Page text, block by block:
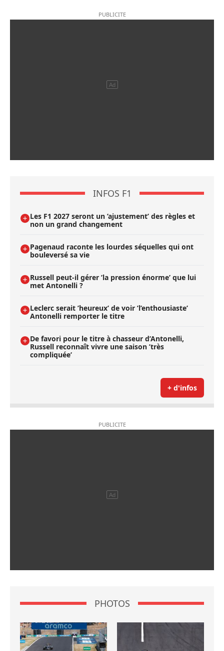
INFOS F1
Les F1 2027 seront un ’ajustement’ des règles et
non un grand changement
Pagenaud raconte les lourdes séquelles qui ont
bouleversé sa vie
Russell peut-il gérer ’la pression énorme’ que lui
met Antonelli ?
Leclerc serait ’heureux’ de voir ’l’enthousiaste’
Antonelli remporter le titre
De favori pour le titre à chasseur d’Antonelli,
Russell reconnaît vivre une saison ’très
compliquée’
+ d'infos
PHOTOS